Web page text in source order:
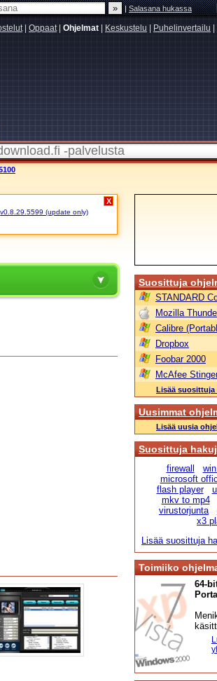
|Salasana hukassa
| Oppaat| Ohjelmat Keskustelu Puhelinvertailu
v0.8.29.5599 (update only)
X
Suosittuja
STANDARD
Mozilla
Calibre
Dropbox
Foobar 2000
McAfee
Lisää suosittuja
Uusimmat
Lisää uusia
Suosittuja
firewall
microsoft
flash player
mkv to mp4
virustorjunta
x3
Lisää suosittuja
Toimiiko
64-